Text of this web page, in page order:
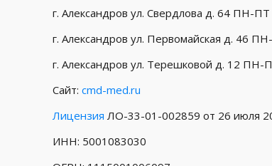
г. Александров ул. Свердлова д. 64 ПН-
г. Александров ул. Первомайская д. 46
г. Александров ул. Терешковой д. 12
Сайт:cmd-med.ru
Лицензия ЛО-33-01-002859 от 26 июля
ИНН: 5001083030